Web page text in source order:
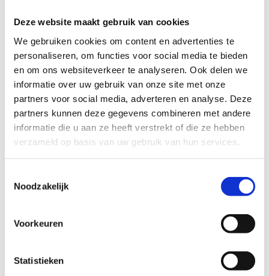
Deze website maakt gebruik van cookies
We gebruiken cookies om content en advertenties te
personaliseren, om functies voor social media te bieden
en om ons websiteverkeer te analyseren. Ook delen we
informatie over uw gebruik van onze site met onze
partners voor social media, adverteren en analyse. Deze
partners kunnen deze gegevens combineren met andere
informatie die u aan ze heeft verstrekt of die ze hebben
verzameld op basis van uw gebruik van hun services.
Noodzakelijk
Voorkeuren
Statistieken
Cyclocars Kurt
Zeewindstraat 13-15
8300 Knokke-Heist
T +32 50 61 31 15
info@rentabike.be
http://rentabike.be
Koksijde
Paul Herygers
G. Grardplein 19
T +32 58 51 63 53